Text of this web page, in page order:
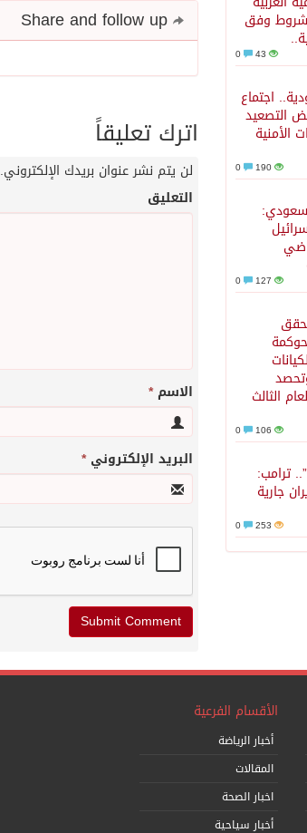
وفق
43
اجتماع
التصعيد
الأمنية
190
127
الثالث
106
ترامب:
جارية
253
اترك تعليقاً
لن يتم نشر عنوان بريدك الإلكتروني.
التعليق
الاسم*
البريد الإلكتروني*
الأقسام الفرعية
أخبار الرياضة
المقالات
اخبار الصحة
أخبار سياحية